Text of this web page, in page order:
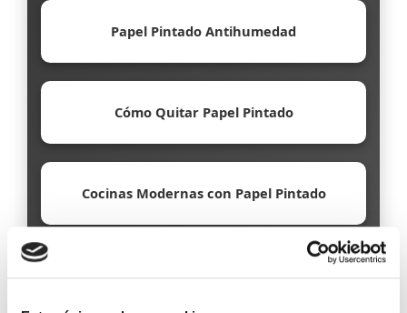
Papel Pintado Antihumedad
Cómo Quitar Papel Pintado
Cocinas Modernas con Papel Pintado
Papel Pintado Ecológico